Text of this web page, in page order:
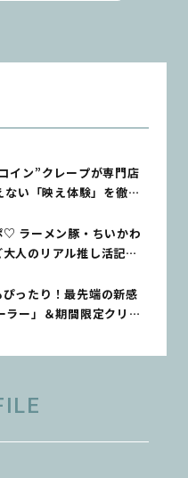
イン”クレープが専門店
い「映え体験」を徹底
♡ ラーメン豚・ちいかわ
人のリアル推し活記録
ぴったり！最先端の新感
ラー」＆期間限定クリー